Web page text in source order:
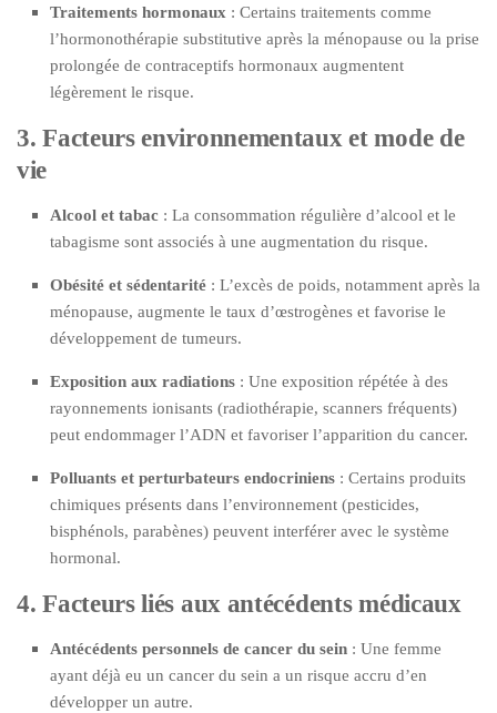
Traitements hormonaux : Certains traitements comme
l’hormonothérapie substitutive après la ménopause ou la prise
prolongée de contraceptifs hormonaux augmentent
légèrement le risque.
3. Facteurs environnementaux et mode de
vie
Alcool et tabac : La consommation régulière d’alcool et le
tabagisme sont associés à une augmentation du risque.
Obésité et sédentarité : L’excès de poids, notamment après la
ménopause, augmente le taux d’œstrogènes et favorise le
développement de tumeurs.
Exposition aux radiations : Une exposition répétée à des
rayonnements ionisants (radiothérapie, scanners fréquents)
peut endommager l’ADN et favoriser l’apparition du cancer.
Polluants et perturbateurs endocriniens : Certains produits
chimiques présents dans l’environnement (pesticides,
bisphénols, parabènes) peuvent interférer avec le système
hormonal.
4. Facteurs liés aux antécédents médicaux
Antécédents personnels de cancer du sein : Une femme
ayant déjà eu un cancer du sein a un risque accru d’en
développer un autre.